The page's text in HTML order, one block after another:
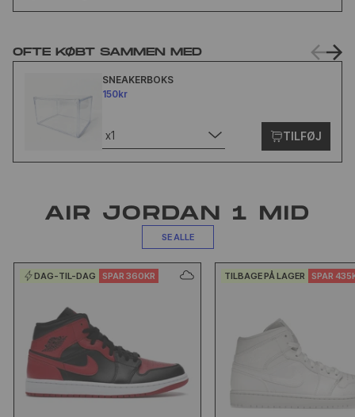
OFTE KØBT SAMMEN MED
SNEAKERBOKS
150kr
x1 TILFØJ
AIR JORDAN 1 MID
SE ALLE
DAG-TIL-DAG SPAR 360KR TILBAGE PÅ LAGER SPAR